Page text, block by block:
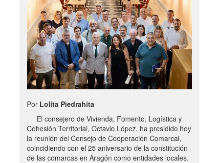
Por Lolita Piedrahita
El consejero de Vivienda, Fomento, Logística y
Cohesión Territorial, Octavio López, ha presidido hoy
la reunión del Consejo de Cooperación Comarcal,
coincidiendo con el 25 aniversario de la constitución
de las comarcas en Aragón como entidades locales.